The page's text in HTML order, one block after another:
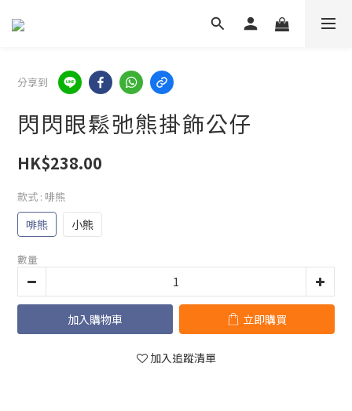
分享到
閃閃眼鬆弛熊掛飾公仔
HK$238.00
款式 : 啡熊
啡熊 小熊
數量
加入購物車 立即購買
加入追蹤清單